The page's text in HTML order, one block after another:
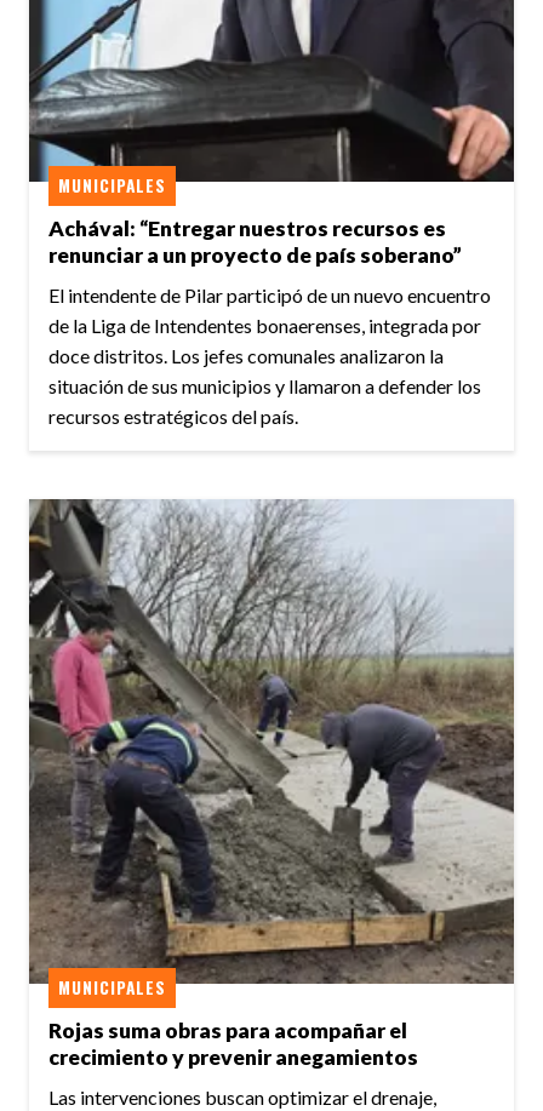
Achával: “Entregar nuestros recursos es
renunciar a un proyecto de país soberano”
MUNICIPALES
El intendente de Pilar participó de un nuevo encuentro
de la Liga de Intendentes bonaerenses, integrada por
doce distritos. Los jefes comunales analizaron la
situación de sus municipios y llamaron a defender los
recursos estratégicos del país.
Rojas suma obras para acompañar el
crecimiento y prevenir anegamientos
MUNICIPALES
Las intervenciones buscan optimizar el drenaje,